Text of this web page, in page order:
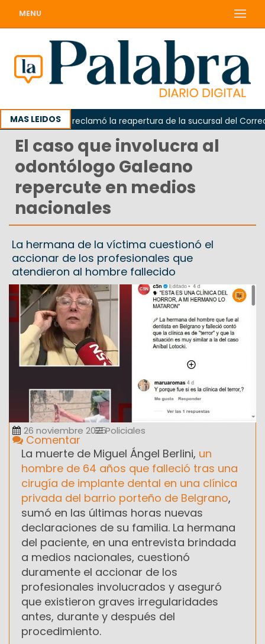
MENU
MAS LEIDOS
Odarda reclamó la reapertura de la sucursal del Correo
El caso que involucra al
odontólogo Galeano
repercute en medios
nacionales
La hermana de la víctima cuestionó el
accionar de los profesionales que
atendieron al hombre fallecido
26 noviembre 2025Policiales
Comentar
La muerte de Miguel Ángel Berlini, un
hombre de 64 años que falleció tras una
cirugía de implante dental en una clínica
privada del barrio porteño de Belgrano,
sumó en las últimas horas nuevas
declaraciones de su familia. La hermana
del paciente, en una entrevista brindada
a medios nacionales, cuestionó
duramente el accionar de los
profesionales involucrados y aseguró
que existieron graves irregularidades
antes, durante y después del
procedimiento.